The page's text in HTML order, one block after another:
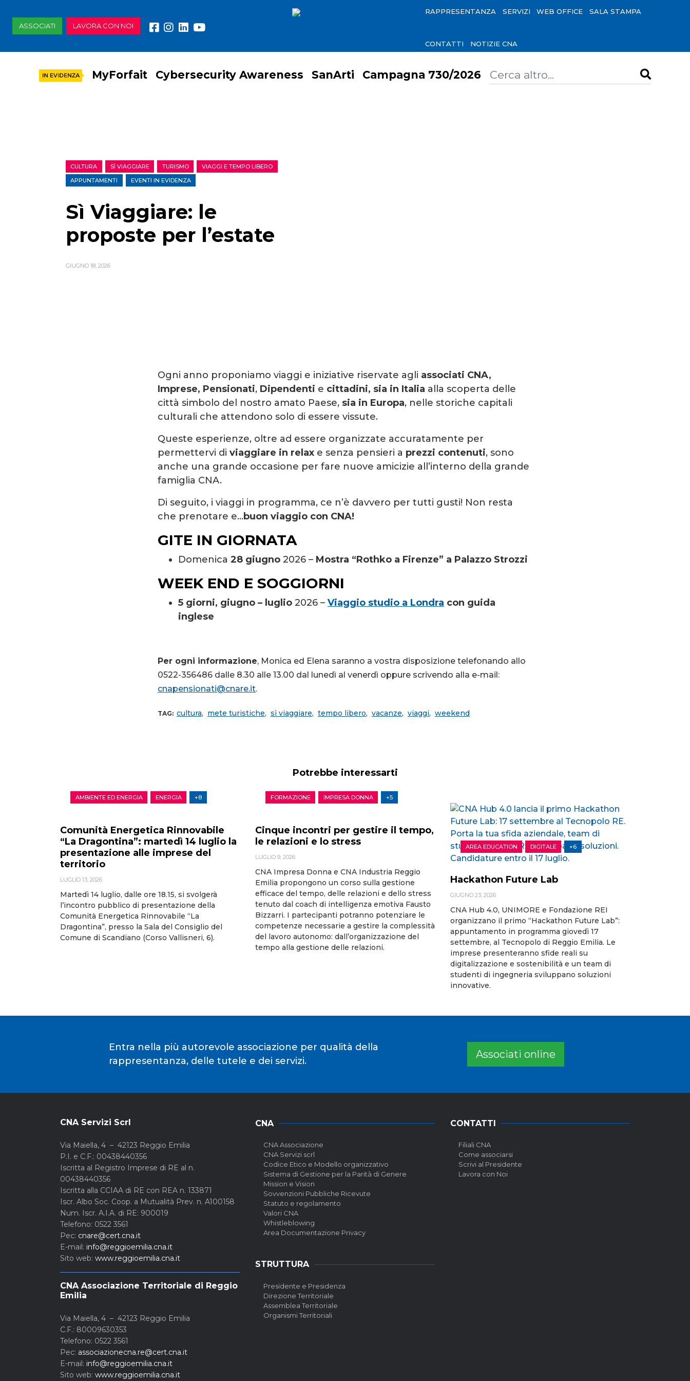
ASSOCIATI LAVORA CON NOI
RAPPRESENTANZA SERVIZI WEB OFFICE SALA STAMPA
CONTATTI NOTIZIE CNA
MyForfait Cybersecurity Awareness SanArti Campagna 730/2026
CULTURA SÌ VIAGGIARE TURISMO
VIAGGI E TEMPO LIBERO
APPUNTAMENTI
EVENTI IN EVIDENZA
Sì Viaggiare: le
proposte per l’estate
GIUGNO 18, 2026
Ogni anno proponiamo viaggi e iniziative riservate agli associati CNA,
Imprese, Pensionati, Dipendenti e cittadini, sia in Italia alla scoperta delle
città simbolo del nostro amato Paese, sia in Europa, nelle storiche capitali
culturali che attendono solo di essere vissute.
Queste esperienze, oltre ad essere organizzate accuratamente per
permettervi di viaggiare in relax e senza pensieri a prezzi contenuti, sono
anche una grande occasione per fare nuove amicizie all’interno della grande
famiglia CNA.
Di seguito, i viaggi in programma, ce n’è davvero per tutti gusti! Non resta
che prenotare e…buon viaggio con CNA!
GITE IN GIORNATA
Domenica 28 giugno 2026 – Mostra “Rothko a Firenze” a Palazzo Strozzi
WEEK END E SOGGIORNI
5 giorni, giugno – luglio 2026 – Viaggio studio a Londra con guida
inglese
Per ogni informazione, Monica ed Elena saranno a vostra disposizione telefonando allo
0522-356486 dalle 8.30 alle 13.00 dal lunedì al venerdì oppure scrivendo alla e-mail:
cnapensionati@cnare.it.
TAG: cultura, mete turistiche, sì viaggiare, tempo libero, vacanze, viaggi, weekend
Potrebbe interessarti
AMBIENTE ED ENERGIA ENERGIA +8
Comunità Energetica Rinnovabile
“La Dragontina”: martedì 14 luglio la
presentazione alle imprese del
territorio
LUGLIO 13, 2026
Martedì 14 luglio, dalle ore 18.15, si svolgerà
l’incontro pubblico di presentazione della
Comunità Energetica Rinnovabile “La
Dragontina”, presso la Sala del Consiglio del
Comune di Scandiano (Corso Vallisneri, 6).
FORMAZIONE IMPRESA DONNA +5
Cinque incontri per gestire il tempo,
le relazioni e lo stress
LUGLIO 9, 2026
CNA Impresa Donna e CNA Industria Reggio
Emilia propongono un corso sulla gestione
efficace del tempo, delle relazioni e dello stress
tenuto dal coach di intelligenza emotiva Fausto
Bizzarri. I partecipanti potranno potenziare le
competenze necessarie a gestire la complessità
del lavoro autonomo: dall’organizzazione del
tempo alla gestione delle relazioni.
AREA EDUCATION DIGITALE +6
Hackathon Future Lab
GIUGNO 23, 2026
CNA Hub 4.0, UNIMORE e Fondazione REI
organizzano il primo “Hackathon Future Lab”:
appuntamento in programma giovedì 17
settembre, al Tecnopolo di Reggio Emilia. Le
imprese presenteranno sfide reali su
digitalizzazione e sostenibilità e un team di
studenti di ingegneria sviluppano soluzioni
innovative.
Entra nella più autorevole associazione per qualità della
rappresentanza, delle tutele e dei servizi.
Associati online
CNA Servizi Scrl
Via Maiella, 4 – 42123 Reggio Emilia
P.I. e C.F.: 00438440356
Iscritta al Registro Imprese di RE al n.
00438440356
Iscritta alla CCIAA di RE con REA n. 133871
Iscr. Albo Soc. Coop. a Mutualità Prev. n. A100158
Num. Iscr. A.I.A. di RE: 900019
Telefono: 0522 3561
Pec: cnare@cert.cna.it
E-mail: info@reggioemilia.cna.it
Sito web: www.reggioemilia.cna.it
CNA Associazione Territoriale di Reggio
Emilia
Via Maiella, 4 – 42123 Reggio Emilia
C.F.: 80009630353
Telefono: 0522 3561
Pec: associazionecna.re@cert.cna.it
E-mail: info@reggioemilia.cna.it
Sito web: www.reggioemilia.cna.it
CNA
CNA Associazione
CNA Servizi scrl
Codice Etico e Modello organizzativo
Sistema di Gestione per la Parità di Genere
Mission e Vision
Sovvenzioni Pubbliche Ricevute
Statuto e regolamento
Valori CNA
Whistleblowing
Area Documentazione Privacy
STRUTTURA
Presidente e Presidenza
Direzione Territoriale
Assemblea Territoriale
Organismi Territoriali
CONTATTI
Filiali CNA
Come associarsi
Scrivi al Presidente
Lavora con Noi